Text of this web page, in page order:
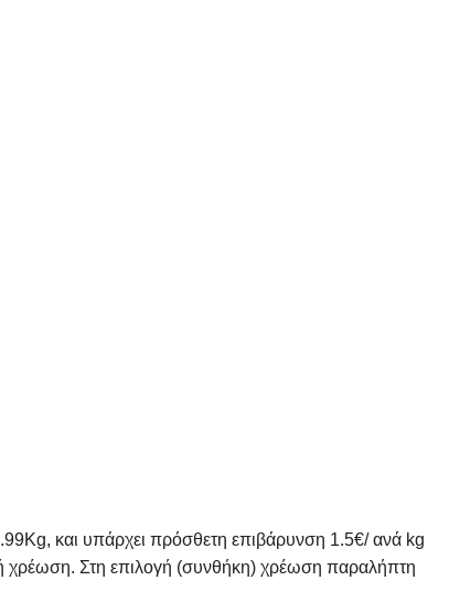
και υπάρχει πρόσθετη επιβάρυνση 1.5€/ ανά kg
χρέωση. Στη επιλογή (συνθήκη) χρέωση παραλήπτη